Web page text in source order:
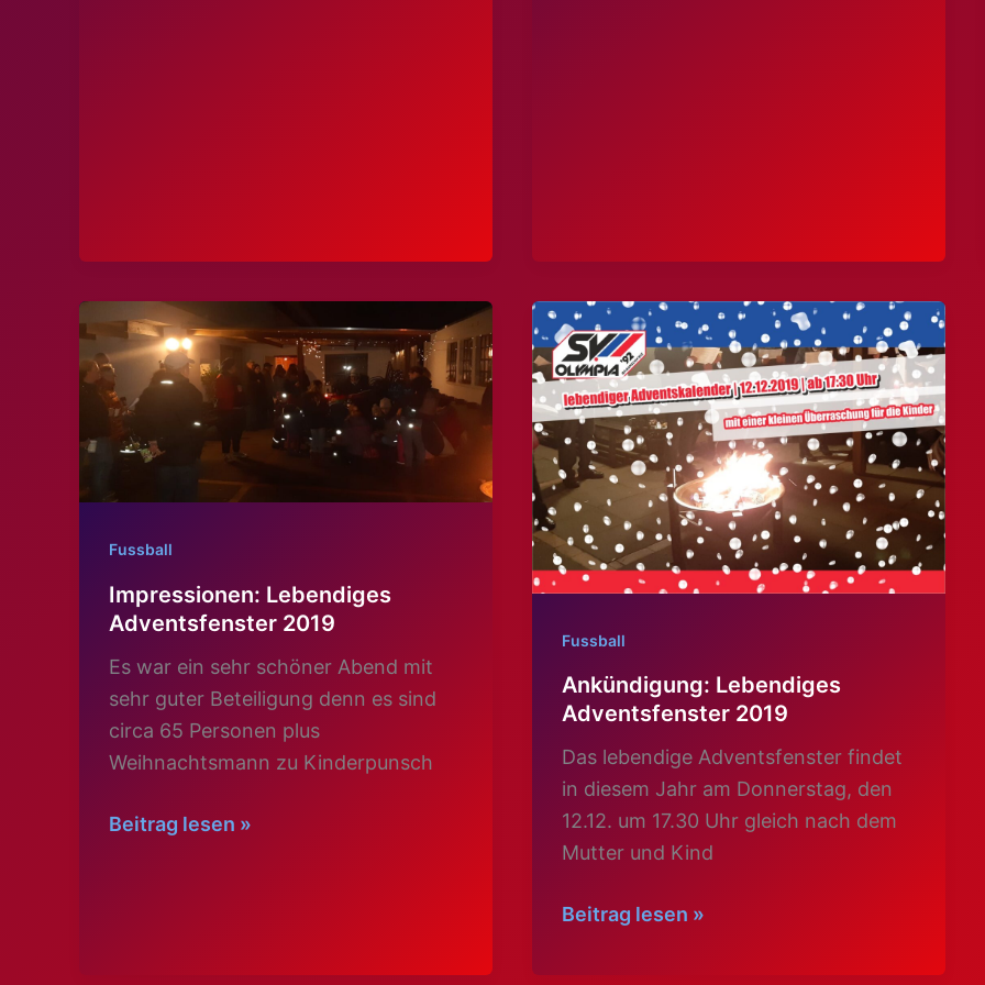
Fussball
Impressionen: Lebendiges
Adventsfenster 2019
Es war ein sehr schöner Abend mit
sehr guter Beteiligung denn es sind
circa 65 Personen plus
Weihnachtsmann zu Kinderpunsch
Impressionen:
Beitrag lesen »
Fussball
Ankündigung: Lebendiges
Adventsfenster 2019
Das lebendige Adventsfenster findet
in diesem Jahr am Donnerstag, den
12.12. um 17.30 Uhr gleich nach dem
Mutter und Kind
Ankündigung:
Adventsfenster
Beitrag lesen »